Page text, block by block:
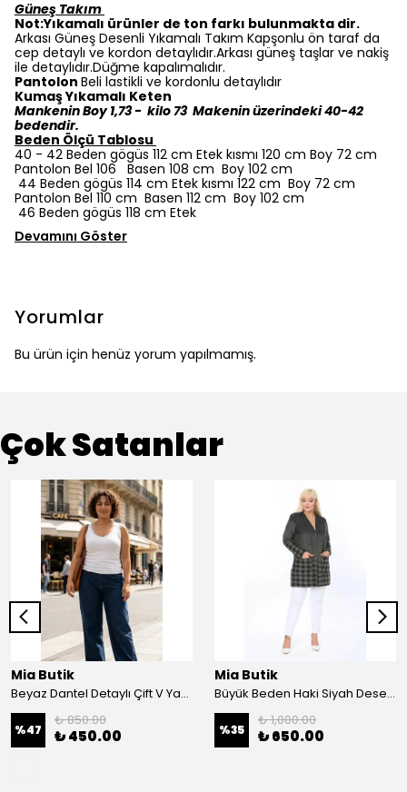
Güneş Takım
Not:Yıkamalı ürünler de ton farkı bulunmakta dir.
Arkası Güneş Desenli Yıkamalı Takım Kapşonlu ön taraf da
cep detaylı ve kordon detaylıdır.Arkası güneş taşlar ve nakiş
ile detaylıdır.Düğme kapalımalıdır.
Pantolon Beli lastikli ve kordonlu detaylıdır
Kumaş Yıkamalı Keten
Mankenin Boy 1,73 - kilo 73 Makenin üzerindeki 40-42
bedendir.
Beden Ölçü Tablosu
40 - 42 Beden gögüs 112 cm Etek kısmı 120 cm Boy 72 cm
Pantolon Bel 106 Basen 108 cm Boy 102 cm
44 Beden gögüs 114 cm Etek kısmı 122 cm Boy 72 cm
Pantolon Bel 110 cm Basen 112 cm Boy 102 cm
46 Beden gögüs 118 cm Etek
Devamını Göster
Yorumlar
Bu ürün için henüz yorum yapılmamış.
Çok Satanlar
Mia Butik
Beyaz Dantel Detaylı Çift V Yaka Karşkorse Esnek Bluz
%47
₺ 850.00
₺ 450.00
Mia Butik
Büyük Beden Haki Siyah Desenli Hırka
%35
₺ 1,000.00
₺ 650.00